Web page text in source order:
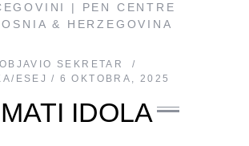
| PEN CENTRE
& HERZEGOVINA
OBJAVIO
SEKRETAR
ESEJ
6 OKTOBRA, 2025
IDOLA